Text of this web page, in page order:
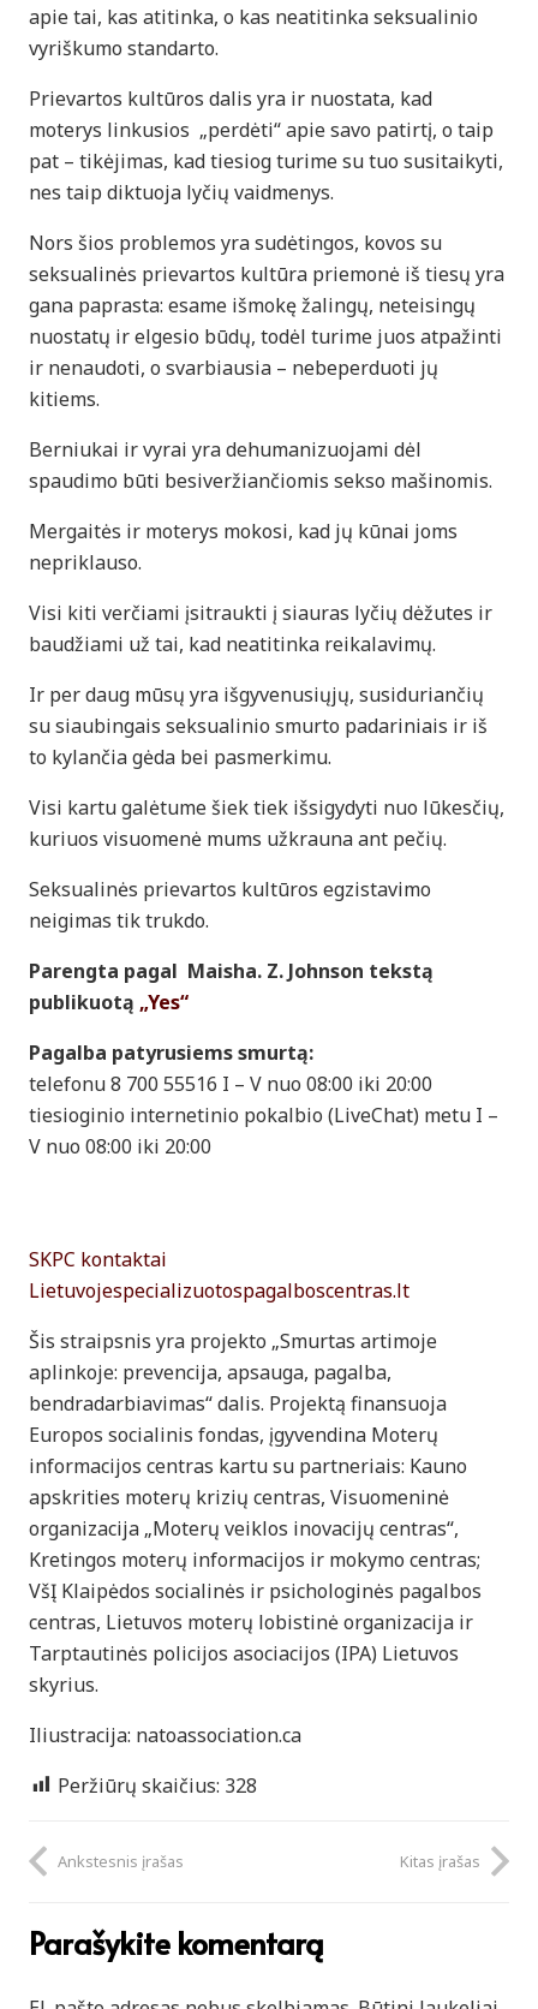
apie tai, kas atitinka, o kas neatitinka seksualinio
vyriškumo standarto.
Prievartos kultūros dalis yra ir nuostata, kad
moterys linkusios „perdėti“ apie savo patirtį, o taip
pat – tikėjimas, kad tiesiog turime su tuo susitaikyti,
nes taip diktuoja lyčių vaidmenys.
Nors šios problemos yra sudėtingos, kovos su
seksualinės prievartos kultūra priemonė iš tiesų yra
gana paprasta: esame išmokę žalingų, neteisingų
nuostatų ir elgesio būdų, todėl turime juos atpažinti
ir nenaudoti, o svarbiausia – nebeperduoti jų
kitiems.
Berniukai ir vyrai yra dehumanizuojami dėl
spaudimo būti besiveržiančiomis sekso mašinomis.
Mergaitės ir moterys mokosi, kad jų kūnai joms
nepriklauso.
Visi kiti verčiami įsitraukti į siauras lyčių dėžutes ir
baudžiami už tai, kad neatitinka reikalavimų.
Ir per daug mūsų yra išgyvenusiųjų, susiduriančių
su siaubingais seksualinio smurto padariniais ir iš
to kylančia gėda bei pasmerkimu.
Visi kartu galėtume šiek tiek išsigydyti nuo lūkesčių,
kuriuos visuomenė mums užkrauna ant pečių.
Seksualinės prievartos kultūros egzistavimo
neigimas tik trukdo.
Parengta pagal Maisha. Z. Johnson tekstą
publikuotą „Yes“
Pagalba patyrusiems smurtą:
telefonu 8 700 55516 I – V nuo 08:00 iki 20:00
tiesioginio internetinio pokalbio (LiveChat) metu I –
V nuo 08:00 iki 20:00
SKPC kontaktai
Lietuvojespecializuotospagalboscentras.lt
Šis straipsnis yra projekto „Smurtas artimoje
aplinkoje: prevencija, apsauga, pagalba,
bendradarbiavimas“ dalis. Projektą finansuoja
Europos socialinis fondas, įgyvendina Moterų
informacijos centras kartu su partneriais: Kauno
apskrities moterų krizių centras, Visuomeninė
organizacija „Moterų veiklos inovacijų centras“,
Kretingos moterų informacijos ir mokymo centras;
VšĮ Klaipėdos socialinės ir psichologinės pagalbos
centras, Lietuvos moterų lobistinė organizacija ir
Tarptautinės policijos asociacijos (IPA) Lietuvos
skyrius.
Iliustracija: natoassociation.ca
Peržiūrų skaičius: 328
Ankstesnis įrašas Kitas įrašas
Parašykite komentarą